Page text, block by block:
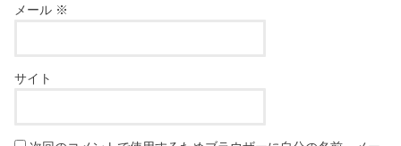
メール ※
サイト